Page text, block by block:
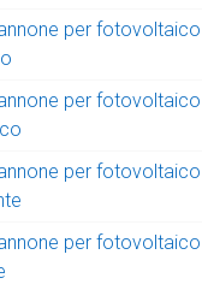
per
per
per
per fotovoltaico